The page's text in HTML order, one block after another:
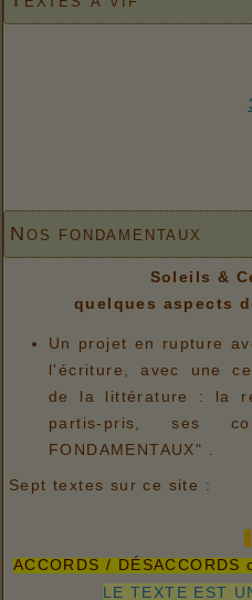
Nos fondamentaux
Soleils &
quelques aspects
Un projet en rupture
l'écriture, avec une
de la littérature : la
partis-pris, ses
FONDAMENTAUX" .
Sept textes sur ce site :
ACCORDS / DÉSACCORDS
LE TEXTE EST